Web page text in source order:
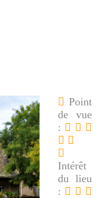
Point
de vue
:
Intérêt
du lieu
: